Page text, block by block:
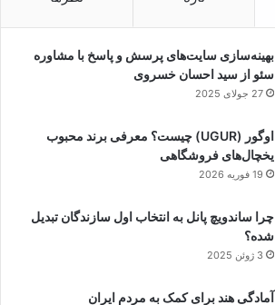
بهینه‌سازی سایت‌های پرسش و پاسخ با مشاوره
سئو از سید احسان خسروی
27 جولای 2025
اوگور (UGUR) چیست؟ معرفی برند محبوب
یخچال‌های فروشگاهی
19 فوریه 2026
چرا ساندویچ پانل به انتخاب اول سازندگان تبدیل
شده؟
3 ژوئن 2025
آمادگی هند برای کمک به مردم ایران